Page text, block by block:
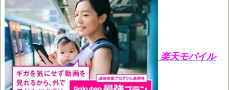
楽天モバイル